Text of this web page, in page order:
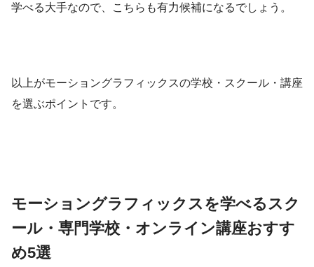
学べる大手なので、こちらも有力候補になるでしょう。
以上がモーショングラフィックスの学校・スクール・講座
を選ぶポイントです。
モーショングラフィックスを学べるスク
ール・専門学校・オンライン講座おすす
め5選